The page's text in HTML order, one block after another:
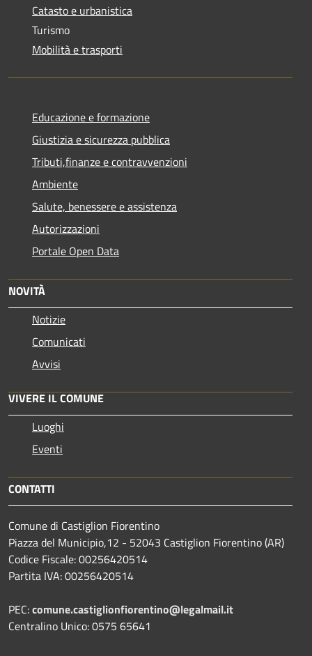
Catasto e urbanistica
Turismo
Mobilità e trasporti
Educazione e formazione
Giustizia e sicurezza pubblica
Tributi,finanze e contravvenzioni
Ambiente
Salute, benessere e assistenza
Autorizzazioni
Portale Open Data
NOVITÀ
Notizie
Comunicati
Avvisi
VIVERE IL COMUNE
Luoghi
Eventi
CONTATTI
Comune di Castiglion Fiorentino
Piazza del Municipio,12 - 52043 Castiglion Fiorentino (AR)
Codice Fiscale: 00256420514
Partita IVA: 00256420514
PEC:comune.castiglionfiorentino@legalmail.it
Centralino Unico: 0575 65641